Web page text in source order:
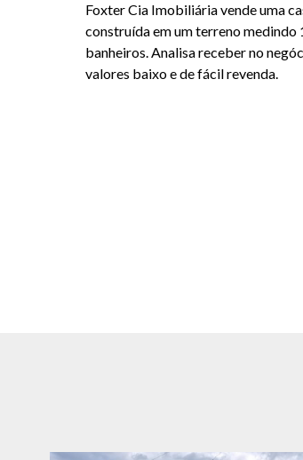
Foxter Cia Imobiliária vende uma
construída em um terreno medindo
banheiros. Analisa receber no
valores baixo e de fácil revenda.